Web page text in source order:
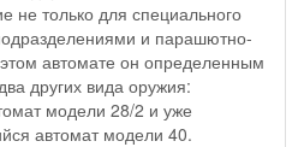
не только для специального
и парашютно-
автомате он определенным
других вида оружия:
модели 28/2 и уже
автомат модели 40.